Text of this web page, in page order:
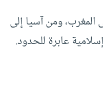
ومن آسيا إلى
عابرة للحدود.